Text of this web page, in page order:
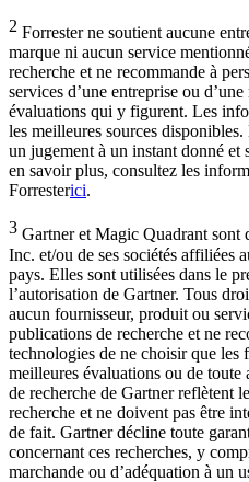
2 Forrester ne soutient aucune
marque ni aucun service
recherche et ne recommande à
services d’une entreprise ou
évaluations qui y figurent. Les
les meilleures sources
un jugement à un instant donné et
en savoir plus, consultez les
Forresterici.
3 Gartner et Magic Quadrant sont
Inc. et/ou de ses sociétés affiliées
pays. Elles sont utilisées dans le
l’autorisation de Gartner. Tous
aucun fournisseur, produit ou
publications de recherche et ne
technologies de ne choisir que les
meilleures évaluations ou de
de recherche de Gartner reflètent
recherche et ne doivent pas être
de fait. Gartner décline toute
concernant ces recherches, y
marchande ou d’adéquation à un